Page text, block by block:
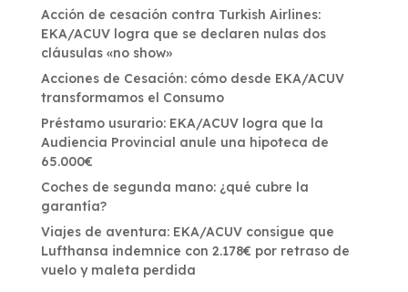
Acción de cesación contra Turkish Airlines:
EKA/ACUV logra que se declaren nulas dos
cláusulas «no show»
Acciones de Cesación: cómo desde EKA/ACUV
transformamos el Consumo
Préstamo usurario: EKA/ACUV logra que la
Audiencia Provincial anule una hipoteca de
65.000€
Coches de segunda mano: ¿qué cubre la
garantía?
Viajes de aventura: EKA/ACUV consigue que
Lufthansa indemnice con 2.178€ por retraso de
vuelo y maleta perdida